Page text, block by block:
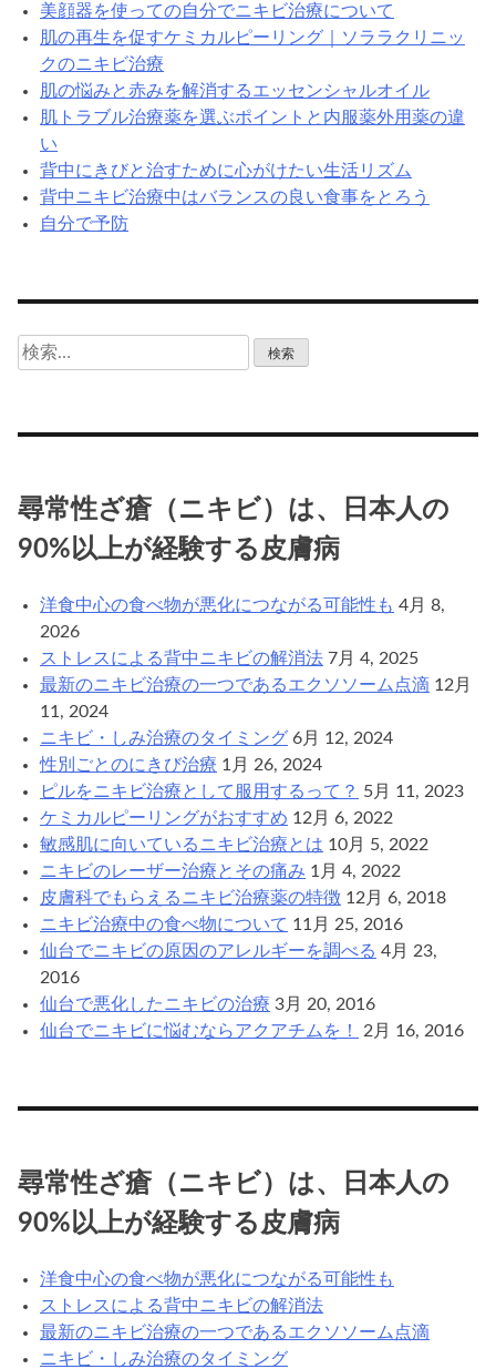
美顔器を使っての自分でニキビ治療について
肌の再生を促すケミカルピーリング｜ソララクリニッ
クのニキビ治療
肌の悩みと赤みを解消するエッセンシャルオイル
肌トラブル治療薬を選ぶポイントと内服薬外用薬の違
い
背中にきびと治すために心がけたい生活リズム
背中ニキビ治療中はバランスの良い食事をとろう
自分で予防
検
索:
尋常性ざ瘡（ニキビ）は、日本人の
90%以上が経験する皮膚病
洋食中心の食べ物が悪化につながる可能性も 4月 8,
2026
ストレスによる背中ニキビの解消法 7月 4, 2025
最新のニキビ治療の一つであるエクソソーム点滴 12月
11, 2024
ニキビ・しみ治療のタイミング 6月 12, 2024
性別ごとのにきび治療 1月 26, 2024
ピルをニキビ治療として服用するって？ 5月 11, 2023
ケミカルピーリングがおすすめ 12月 6, 2022
敏感肌に向いているニキビ治療とは 10月 5, 2022
ニキビのレーザー治療とその痛み 1月 4, 2022
皮膚科でもらえるニキビ治療薬の特徴 12月 6, 2018
ニキビ治療中の食べ物について 11月 25, 2016
仙台でニキビの原因のアレルギーを調べる 4月 23,
2016
仙台で悪化したニキビの治療 3月 20, 2016
仙台でニキビに悩むならアクアチムを！
2月 16, 2016
尋常性ざ瘡（ニキビ）は、日本人の
90%以上が経験する皮膚病
洋食中心の食べ物が悪化につながる可能性も
ストレスによる背中ニキビの解消法
最新のニキビ治療の一つであるエクソソーム点滴
ニキビ・しみ治療のタイミング